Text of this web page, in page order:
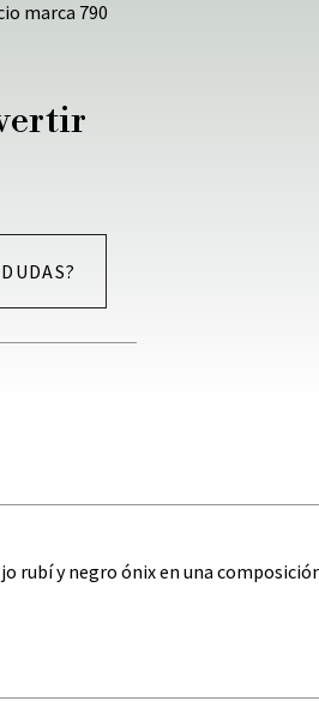
marca 790
rubí y negro ónix en una